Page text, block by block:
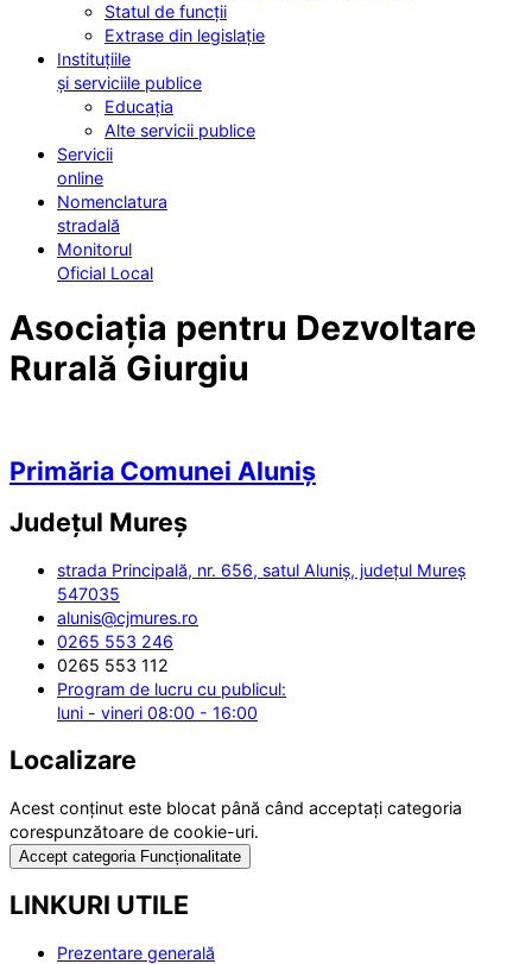
Statul de funcții
Extrase din legislație
Instituțiile
și serviciile publice
Educația
Alte servicii publice
Servicii
online
Nomenclatura
stradală
Monitorul
Oficial Local
Asociația pentru Dezvoltare
Rurală Giurgiu
Primăria Comunei Aluniș
Județul Mureș
strada Principală, nr. 656, satul Aluniș, județul Mureș
547035
alunis@cjmures.ro
0265 553 246
0265 553 112
Program de lucru cu publicul:
luni - vineri 08:00 - 16:00
Localizare
Acest conținut este blocat până când acceptați categoria
corespunzătoare de cookie-uri.
Accept categoria Funcționalitate
LINKURI UTILE
Prezentare generală